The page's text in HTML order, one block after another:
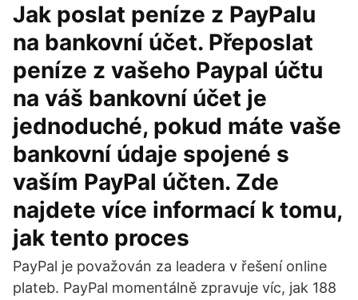
Jak poslat peníze z PayPalu
na bankovní účet. Přeposlat
peníze z vašeho Paypal účtu
na váš bankovní účet je
jednoduché, pokud máte vaše
bankovní údaje spojené s
vaším PayPal účten. Zde
najdete více informací k tomu,
jak tento proces
PayPal je považován za leadera v řešení online
plateb. PayPal momentálně zpravuje víc, jak 188